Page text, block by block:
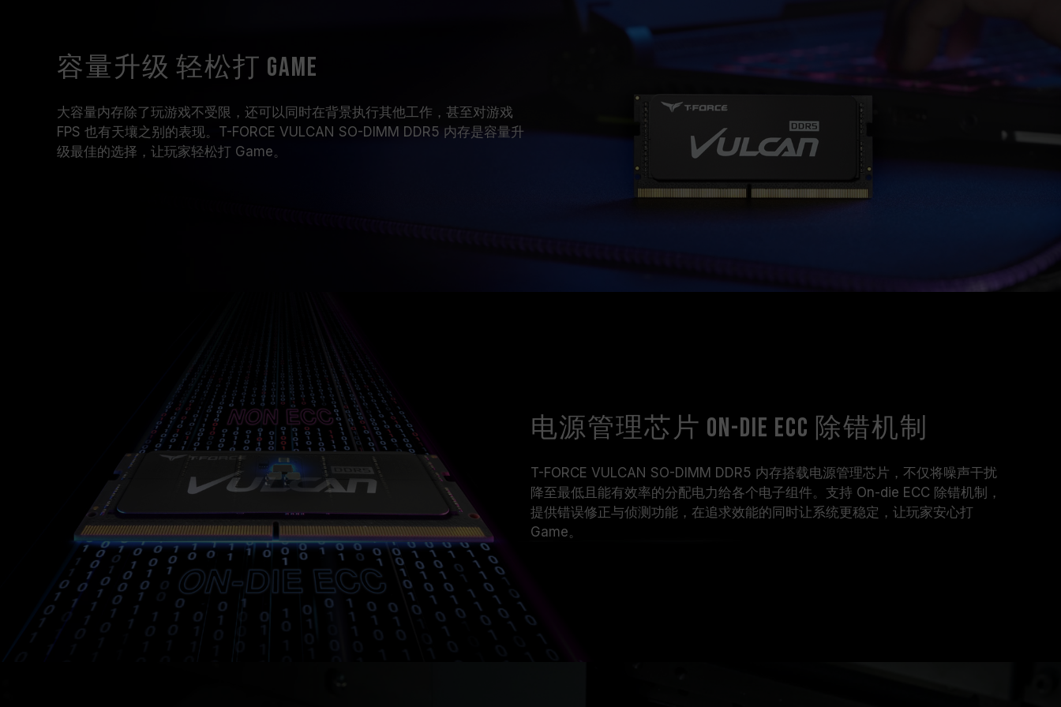
容量升级 轻松打 Game
大容量内存除了玩游戏不受限，还可以同时在背景执行其他工作，甚至对游戏
FPS 也有天壤之别的表现。T-FORCE VULCAN SO-DIMM DDR5 内存是容量升
级最佳的选择，让玩家轻松打 Game。
电源管理芯片 On-die ECC 除错机制
T-FORCE VULCAN SO-DIMM DDR5 内存搭载电源管理芯片，不仅将噪声干扰
降至最低且能有效率的分配电力给各个电子组件。支持 On-die ECC 除错机制，
提供错误修正与侦测功能，在追求效能的同时让系统更稳定，让玩家安心打
Game。